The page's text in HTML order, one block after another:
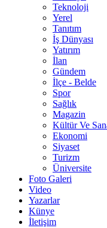
Teknoloji
Yerel
Tanıtım
İş Dünyası
Yatırım
İlan
Gündem
İlçe - Belde
Spor
Sağlık
Magazin
Kültür Ve
Ekonomi
Siyaset
Turizm
Üniversite
Foto Galeri
Video
Yazarlar
Künye
İletişim